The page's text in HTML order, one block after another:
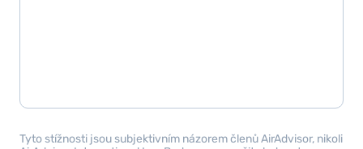
Tyto stížnosti jsou subjektivním názorem členů AirAdvisor, nikoli